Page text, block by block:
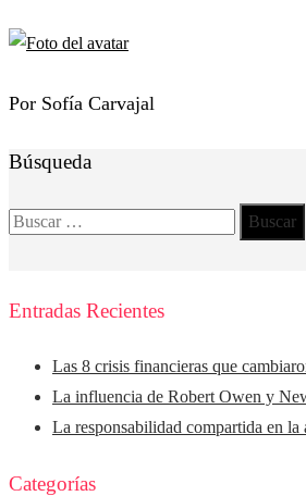
Por Sofía Carvajal
Búsqueda
Buscar:
Entradas Recientes
Las 8 crisis financieras que
La influencia de Robert Owen y
La responsabilidad compartida en
Categorías